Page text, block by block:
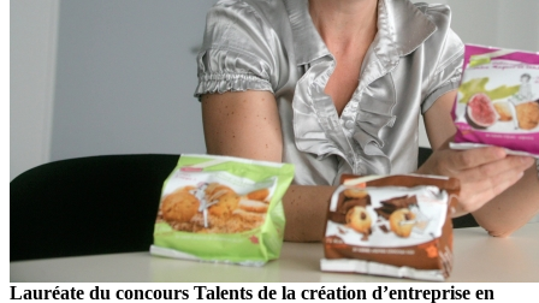
Lauréate du concours Talents de la création d’entreprise en